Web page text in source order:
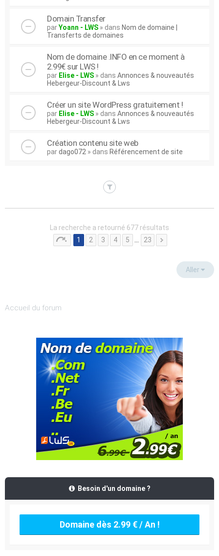
Domain Transfer
parYoann - LWS » dans Nom de domaine |
Transferts de domaines
Nom de domaine .INFO en ce moment à
2.99€ sur LWS !
par Elise - LWS » dans Annonces & nouveautés
Hebergeur-Discount & Lws
Créer un site WordPress gratuitement !
par Elise - LWS » dans Annonces & nouveautés
Hebergeur-Discount & Lws
Création contenu site web
pardago072 » dans Référencement de site
La recherche a retourné 677 résultats
1
2 3 4 5 23
Aller
Accueil du forum
Besoin d'un domaine ?
Domaine dès 2.99 € / An !